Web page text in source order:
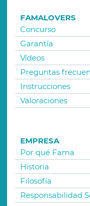
FAMALOVERS
Concurso
Garantía
Vídeos
Preguntas
Instrucciones
Valoraciones
EMPRESA
Por qué Fama
Historia
Filosofía
Responsabilidad